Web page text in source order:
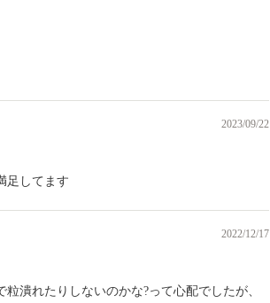
2023/09/22
足してます
2022/12/17
潰れたりしないのかな?って心配でしたが、